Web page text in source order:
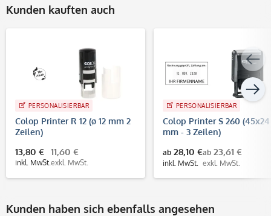
Kunden kauften auch
PERSONALISIERBAR
Colop Printer R 12 (ø 12 mm 2
Zeilen)
13,80 €
inkl. MwSt.
11,60 €
exkl. MwSt.
PERSONALISIERBAR
Colop Printer S 260 (45x24
mm - 3 Zeilen)
ab 28,10 €
inkl. MwSt.
ab 23,61 €
exkl. MwSt.
Kunden haben sich ebenfalls angesehen